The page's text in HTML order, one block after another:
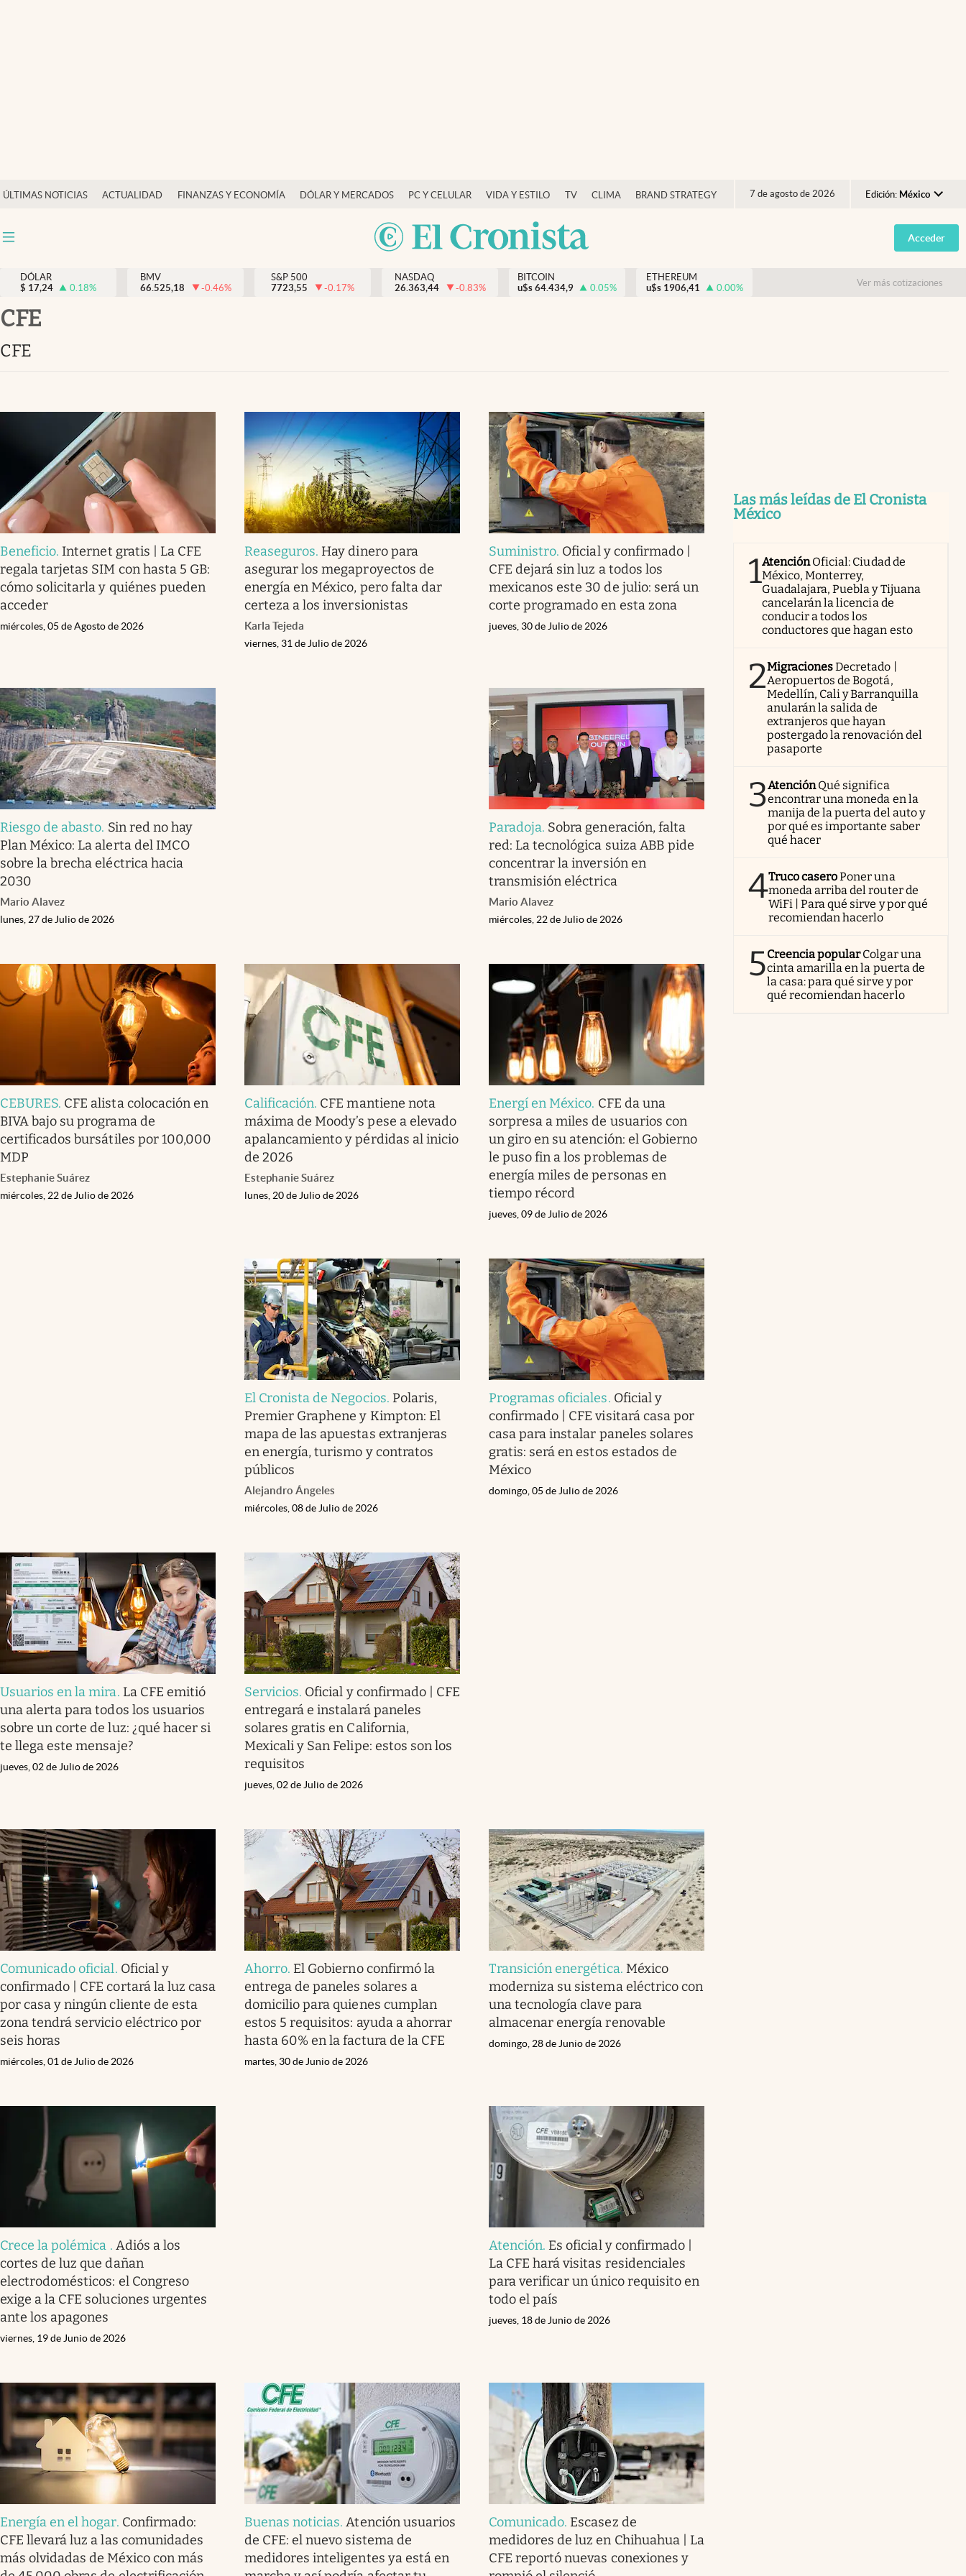
ÚLTIMAS NOTICIAS ACTUALIDAD FINANZAS Y ECONOMÍA DÓLAR Y MERCADOS PC Y CELULAR VIDA Y ESTILO TV CLIMA BRAND STRATEGY 7 de agosto de 2026 Edición: México
Argentina
España
USA
Opinión
Vida y estilo
Clima
Espiritualidad
abre en nueva pestaña
Acceder
DÓLAR
$ 17,24 0.18%
BMV
66.525,18
-0.46%
S&P 500
7723,55
-0.17%
NASDAQ
26.363,44
-0.83%
BITCOIN
u$s 64.434,9 0.05%
ETHEREUM
u$s 1906,41 0.00% Ver más cotizaciones
CFE
CFE
Beneficio. Internet gratis | La CFE
regala tarjetas SIM con hasta 5 GB:
cómo solicitarla y quiénes pueden
acceder
miércoles, 05 de Agosto de 2026
Reaseguros. Hay dinero para
asegurar los megaproyectos de
energía en México, pero falta dar
certeza a los inversionistas
Karla Tejeda
viernes, 31 de Julio de 2026
Suministro. Oficial y confirmado |
CFE dejará sin luz a todos los
mexicanos este 30 de julio: será un
corte programado en esta zona
jueves, 30 de Julio de 2026
Riesgo de abasto. Sin red no hay
Plan México: La alerta del IMCO
sobre la brecha eléctrica hacia
2030
Mario Alavez
lunes, 27 de Julio de 2026
Paradoja. Sobra generación, falta
red: La tecnológica suiza ABB pide
concentrar la inversión en
transmisión eléctrica
Mario Alavez
miércoles, 22 de Julio de 2026
CEBURES. CFE alista colocación en
BIVA bajo su programa de
certificados bursátiles por 100,000
MDP
Estephanie Suárez
miércoles, 22 de Julio de 2026
Calificación. CFE mantiene nota
máxima de Moody’s pese a elevado
apalancamiento y pérdidas al inicio
de 2026
Estephanie Suárez
lunes, 20 de Julio de 2026
Energí en México. CFE da una
sorpresa a miles de usuarios con
un giro en su atención: el Gobierno
le puso fin a los problemas de
energía miles de personas en
tiempo récord
jueves, 09 de Julio de 2026
El Cronista de Negocios. Polaris,
Premier Graphene y Kimpton: El
mapa de las apuestas extranjeras
en energía, turismo y contratos
públicos
Alejandro Ángeles
miércoles, 08 de Julio de 2026
Programas oficiales. Oficial y
confirmado | CFE visitará casa por
casa para instalar paneles solares
gratis: será en estos estados de
México
domingo, 05 de Julio de 2026
Usuarios en la mira. La CFE emitió
una alerta para todos los usuarios
sobre un corte de luz: ¿qué hacer si
te llega este mensaje?
jueves, 02 de Julio de 2026
Servicios. Oficial y confirmado | CFE
entregará e instalará paneles
solares gratis en California,
Mexicali y San Felipe: estos son los
requisitos
jueves, 02 de Julio de 2026
Comunicado oficial. Oficial y
confirmado | CFE cortará la luz casa
por casa y ningún cliente de esta
zona tendrá servicio eléctrico por
seis horas
miércoles, 01 de Julio de 2026
Ahorro. El Gobierno confirmó la
entrega de paneles solares a
domicilio para quienes cumplan
estos 5 requisitos: ayuda a ahorrar
hasta 60% en la factura de la CFE
martes, 30 de Junio de 2026
Transición energética. México
moderniza su sistema eléctrico con
una tecnología clave para
almacenar energía renovable
domingo, 28 de Junio de 2026
Crece la polémica . Adiós a los
cortes de luz que dañan
electrodomésticos: el Congreso
exige a la CFE soluciones urgentes
ante los apagones
viernes, 19 de Junio de 2026
Atención. Es oficial y confirmado |
La CFE hará visitas residenciales
para verificar un único requisito en
todo el país
jueves, 18 de Junio de 2026
Energía en el hogar. Confirmado:
CFE llevará luz a las comunidades
más olvidadas de México con más
Buenas noticias.Atención usuarios
de CFE: el nuevo sistema de
medidores inteligentes ya está en
Comunicado. Escasez de
medidores de luz en Chihuahua | La
CFE reportó nuevas conexiones y
Las más leídas de El Cronista
México
1AtenciónOficial: Ciudad de
México, Monterrey,
Guadalajara, Puebla y Tijuana
cancelarán la licencia de
conducir a todos los
conductores que hagan esto
2MigracionesDecretado |
Aeropuertos de Bogotá,
Medellín, Cali y Barranquilla
anularán la salida de
extranjeros que hayan
postergado la renovación del
pasaporte
3AtenciónQué significa
encontrar una moneda en la
manija de la puerta del auto y
por qué es importante saber
qué hacer
4Truco caseroPoner una
moneda arriba del router de
WiFi | Para qué sirve y por qué
recomiendan hacerlo
5Creencia popularColgar una
cinta amarilla en la puerta de
la casa: para qué sirve y por
qué recomiendan hacerlo